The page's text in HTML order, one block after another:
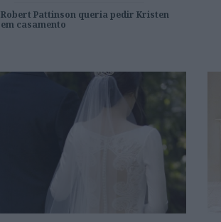
Robert Pattinson queria pedir Kristen
em casamento